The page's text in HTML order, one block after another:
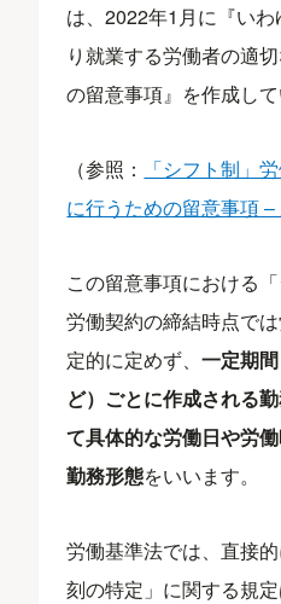
は、2022年1月に『い
り就業する労働者の適
の留意事項』を作成して
（参照：
「シフト制」
に行うための留意事項
この留意事項における
労働契約の締結時点で
定的に定めず、一定期
ど）ごとに作成される
て具体的な労働日や労
勤務形態をいいます。
労働基準法では、直接
刻の特定」に関する規